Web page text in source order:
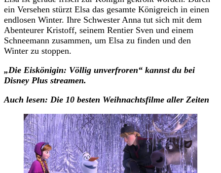
ein Versehen stürzt Elsa das gesamte Königreich in einen
endlosen Winter. Ihre Schwester Anna tut sich mit dem
Abenteurer Kristoff, seinem Rentier Sven und einem
Schneemann zusammen, um Elsa zu finden und den
Winter zu stoppen.
„Die Eiskönigin: Völlig unverfroren“ kannst du bei
Disney Plus streamen.
Auch lesen: Die 10 besten Weihnachtsfilme aller Zeiten